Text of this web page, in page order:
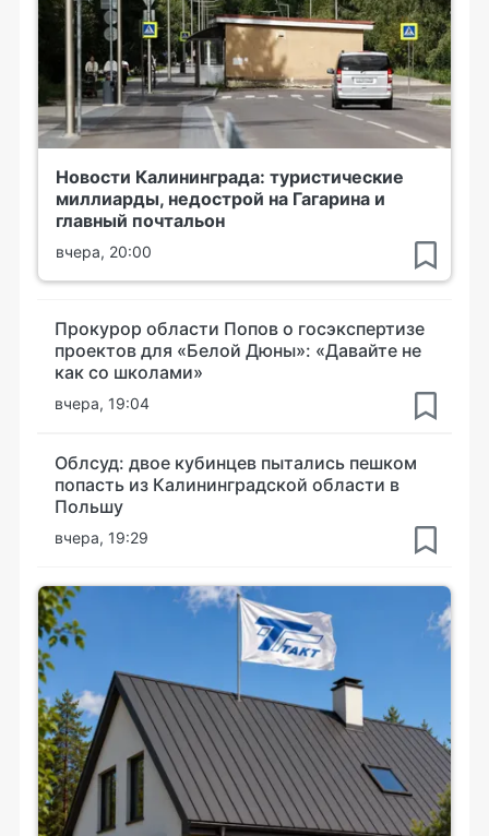
Новости Калининграда: туристические
миллиарды, недострой на Гагарина и
главный почтальон
вчера, 20:00
Прокурор области Попов о госэкспертизе
проектов для «Белой Дюны»: «Давайте не
как со школами»
вчера, 19:04
Облсуд: двое кубинцев пытались пешком
попасть из Калининградской области в
Польшу
вчера, 19:29